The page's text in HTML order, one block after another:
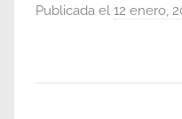
Publicada el 12 enero,